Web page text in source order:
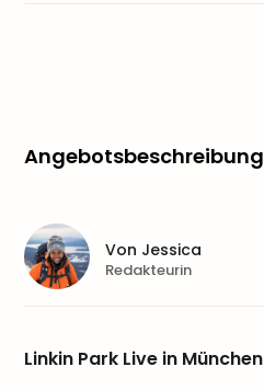
Angebotsbeschreibung
Linkin Park Live in München
Von Jessica
Redakteurin